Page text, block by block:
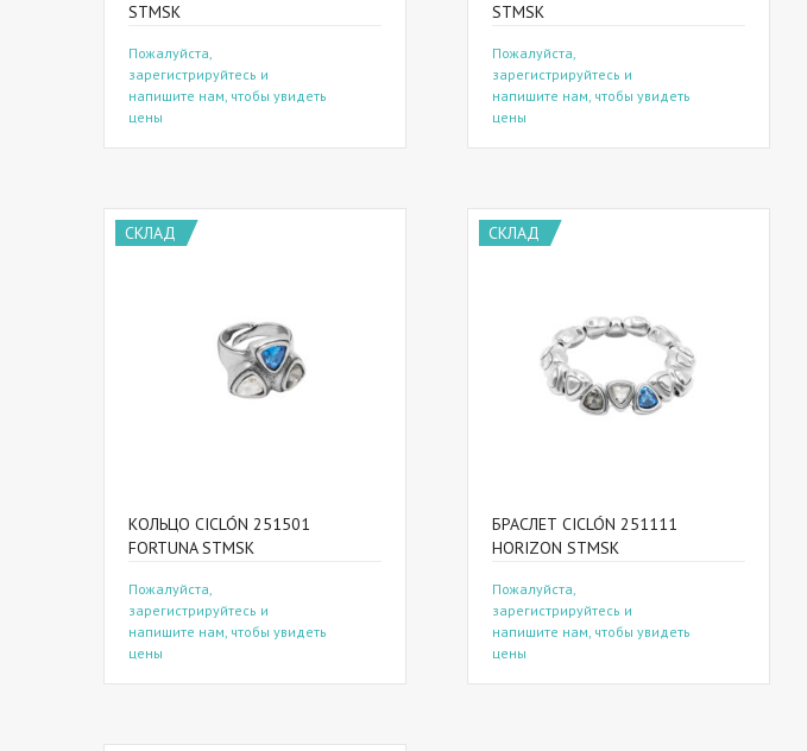
STMSK
Пожалуйста,
зарегистрируйтесь и
напишите нам, чтобы увидеть
цены
STMSK
Пожалуйста,
зарегистрируйтесь и
напишите нам, чтобы увидеть
цены
СКЛАД
КОЛЬЦО CICLÓN 251501
FORTUNA STMSK
Пожалуйста,
зарегистрируйтесь и
напишите нам, чтобы увидеть
цены
СКЛАД
БРАСЛЕТ CICLÓN 251111
HORIZON STMSK
Пожалуйста,
зарегистрируйтесь и
напишите нам, чтобы увидеть
цены